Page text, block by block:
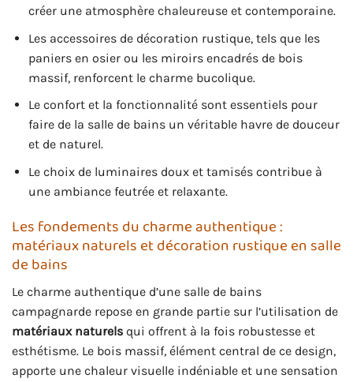
créer une atmosphère chaleureuse et contemporaine.
Les accessoires de décoration rustique, tels que les
paniers en osier ou les miroirs encadrés de bois
massif, renforcent le charme bucolique.
Le confort et la fonctionnalité sont essentiels pour
faire de la salle de bains un véritable havre de douceur
et de naturel.
Le choix de luminaires doux et tamisés contribue à
une ambiance feutrée et relaxante.
Les fondements du charme authentique :
matériaux naturels et décoration rustique en salle
de bains
Le charme authentique d’une salle de bains
campagnarde repose en grande partie sur l’utilisation de
matériaux naturels qui offrent à la fois robustesse et
esthétisme. Le bois massif, élément central de ce design,
apporte une chaleur visuelle indéniable et une sensation